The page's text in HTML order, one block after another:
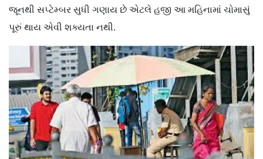
જૂનથી સપ્ટેમ્બર સુધી ગણાય છે એટલે હજી આ મહિનામાં ચોમાસું
પૂરું થાય એવી શક્યતા નથી.